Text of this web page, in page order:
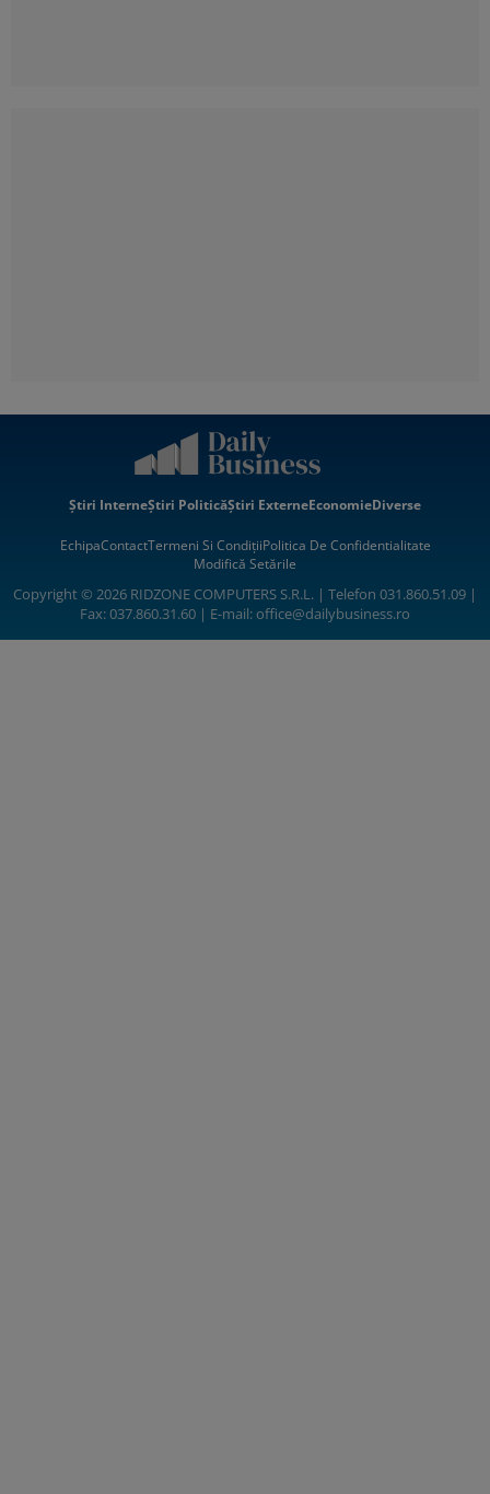
Știri InterneȘtiri PoliticăȘtiri ExterneEconomieDiverse
EchipaContactTermeni Si CondițiiPolitica De Confidentialitate
Modifică Setările
Copyright © 2026 RIDZONE COMPUTERS S.R.L. | Telefon 031.860.51.09 |
Fax: 037.860.31.60 | E-mail:office@dailybusiness.ro